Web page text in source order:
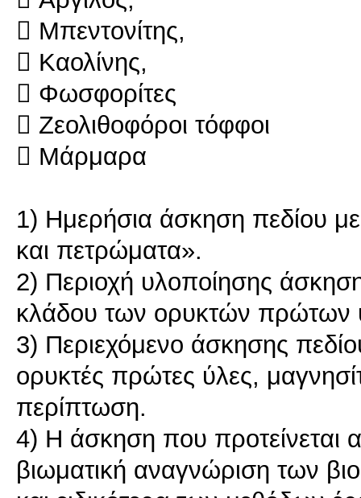
 Μπεντoνίτης,
 Καολίνης,
 Φωσφορίτες
 Ζεολιθοφόροι τόφφοι
 Μάρμαρα
1) Ημερήσια άσκηση πεδίου με
και πετρώματα».
2) Περιοχή υλοποίησης
κλάδου των ορυκτών πρώτων
3) Περιεχόμενο άσκησης
ορυκτές πρώτες ύλες,
περίπτωση.
4) Η άσκηση που προτείνεται
βιωματική αναγνώριση των